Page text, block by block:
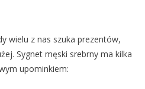
wielu z nas szuka prezentów,
Sygnet męski srebrny ma kilka
upominkiem: